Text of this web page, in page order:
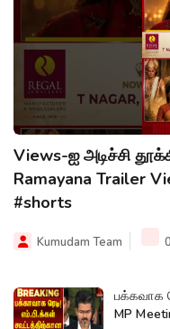
Views-ஐ அடிச்சி
Ramayana Trailer
#shorts
Kumudam Team
பக்கவாக
MP